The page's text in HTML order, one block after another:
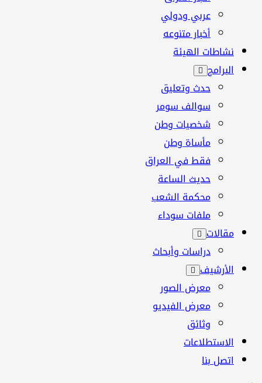
عربي ودولي
أخبار متنوعه
نشاطات الهيئة
البرامج
حدث وتعليق
سوالف سومر
شخصيات وطن
مأساة وطن
فقط في العراق
حديث الساعة
محكمة الشعب
ملفات سوداء
مقالات
دراسات وأبحاث
الأرشيف
معرض الصور
معرض الفيديو
وثائق
الاستطلاعات
اتصل بنا